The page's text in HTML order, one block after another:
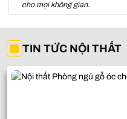
cho mọi không gian.
TIN TỨC NỘI THẤT